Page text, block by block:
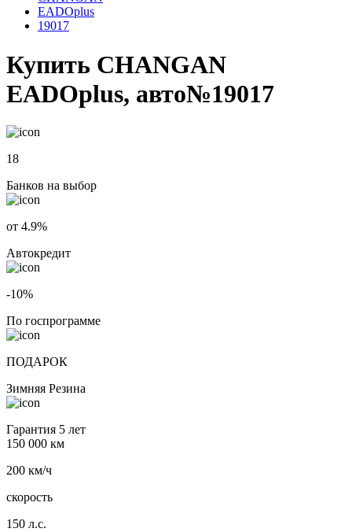
EADOplus
19017
Купить CHANGAN
EADOplus, авто№19017
18
Банков на выбор
от 4.9%
Автокредит
-10%
По госпрограмме
ПОДАРОК
Зимняя Резина
Гарантия 5 лет
150 000 км
200 км/ч
скорость
150 л.с.